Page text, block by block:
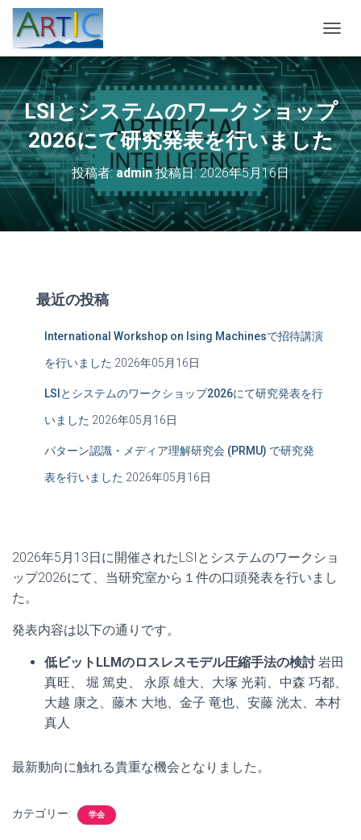
ビ
ー
シ
ョ
ン
を
切
り
替
え
LSIとシステムのワークショップ
2026にて研究発表を行いました
投稿者:admin投稿日:2026年5月16日
最近の投稿
International Workshop on Ising Machinesで招待講演
を行いました 2026年05月16日
LSIとシステムのワークショップ2026にて研究発表を行
いました 2026年05月16日
パターン認識・メディア理解研究会 (PRMU) で研究発
表を行いました 2026年05月16日
2026年5月13日に開催されたLSIとシステムのワークショ
ップ2026にて、当研究室から１件の口頭発表を行いまし
た。
発表内容は以下の通りです。
低ビットLLMのロスレスモデル圧縮手法の検討岩田
真旺、 堀 篤史、 永原 雄大、大塚 光莉、中森 巧都、
大越 康之、藤木 大地、金子 竜也、安藤 洸太、本村
真人
最新動向に触れる貴重な機会となりました。
カテゴリー: 学会